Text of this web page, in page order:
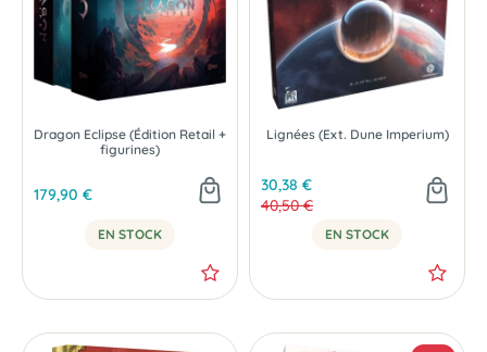
Dragon Eclipse (Édition Retail +
figurines)
179,90 €
EN STOCK
Lignées (Ext. Dune Imperium)
30,38 €
40,50 €
EN STOCK